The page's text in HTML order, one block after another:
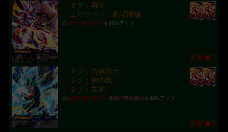
「タグ：再生」
「エピソード：劇場版編」
の基礎打撃攻撃力 を38%アップ
ZⅣ★7
「タグ：合体戦士」
「タグ：神の気」
「タグ：未来」
の基礎打撃攻撃力 ・ 基礎打撃防御力 を38%アップ
ZⅣ★7